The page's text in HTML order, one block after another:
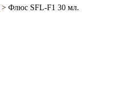
> Флюс SFL-F1 30 мл.